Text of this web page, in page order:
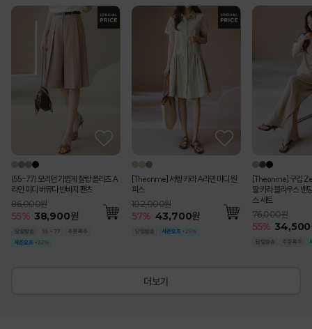
(55-77) 모리던 가볍게 찰랑 플리츠 A
라인 미디 버뮤다 반바지 팬츠
86,000원
55% 38,900원
[Theonme] 셔링 카라 A라인 미디 원
피스
102,000원
57% 43,700원
[Theonme] 구김
팔 카라 블라우스 밴
스 세트
76,000원
55% 34,500
더보기